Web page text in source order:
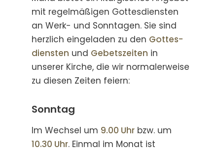
mit regel­mäßigen Gottes­diensten
an Werk- und Sonntagen. Sie sind
herzlich einge­laden zu den Gottes­
diensten und Gebets­zeiten in
unserer Kirche, die wir normaler­weise
zu diesen Zeiten feiern:
Sonntag
Im Wechsel um 9.00 Uhrbzw. um
10.30 Uhr. Einmal im Monat ist